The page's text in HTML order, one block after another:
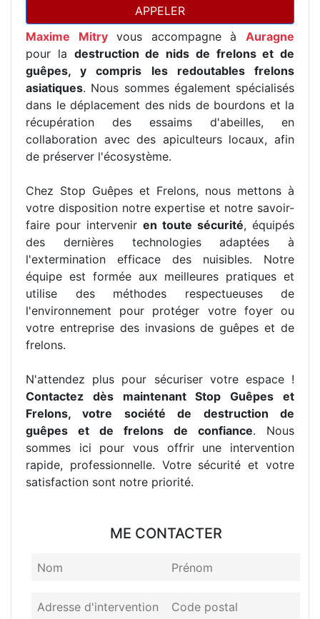
APPELER
Maxime Mitryvous accompagne àAuragne
pour la destruction de nids de frelons et de
guêpes, y compris les redoutables frelons
asiatiques. Nous sommes également spécialisés
dans le déplacement des nids de bourdons et la
récupération des essaims d'abeilles, en
collaboration avec des apiculteurs locaux, afin
de préserver l'écosystème.
Chez Stop Guêpes et Frelons, nous mettons à
votre disposition notre expertise et notre savoir-
faire pour intervenir en toute sécurité, équipés
des dernières technologies adaptées à
l'extermination efficace des nuisibles. Notre
équipe est formée aux meilleures pratiques et
utilise des méthodes respectueuses de
l'environnement pour protéger votre foyer ou
votre entreprise des invasions de guêpes et de
frelons.
N'attendez plus pour sécuriser votre espace !
Contactez dès maintenant Stop Guêpes et
Frelons, votre société de destruction de
guêpes et de frelons de confiance. Nous
sommes ici pour vous offrir une intervention
rapide, professionnelle. Votre sécurité et votre
satisfaction sont notre priorité.
ME CONTACTER